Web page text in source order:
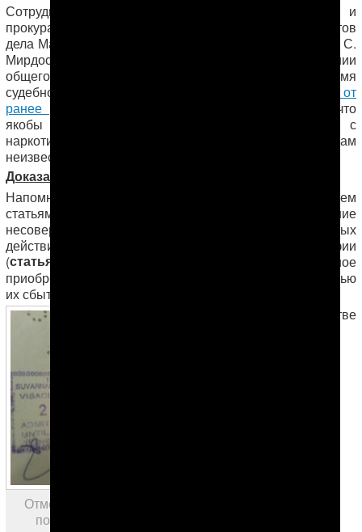
Сотрудники Департамента исполнения наказаний и
прокуратуры еще раз допросили одного из фигурантов
дела Мансура Мингелова —
С.
Мирдостов отбывает свой 13-летний срок в колонии
общего режима LB-K/12 в городе Сейди. Во время
судебного разбирательства С. Мирдостов
отказался от
ранее данных им показаний
, в частности, о том, что
якобы Мансур был в курсе их дел, связанных с
наркотиками. Подробности допроса С. Мирдостова нам
неизвестны.
Доказательства невиновности Мансура Мингелова
Напомним, Мансура Мингелова осудили по четырем
статьям УК Туркменистана: вовлечение
несовершеннолетнего в совершение антиобщественных
действий (
), распространение порнографии
(статья 164
), незаконное
приобретение, хранение, перевозка наркотиков с целью
их сбыта (
Отметки в паспорте М.Мингелова,
подтверждающие, что момент
В качестве